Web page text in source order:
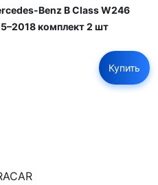
Benz B Class W246
комплект 2 шт
Купить